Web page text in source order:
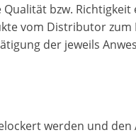
bzw.
vom Distributor
der jeweils
werden und den